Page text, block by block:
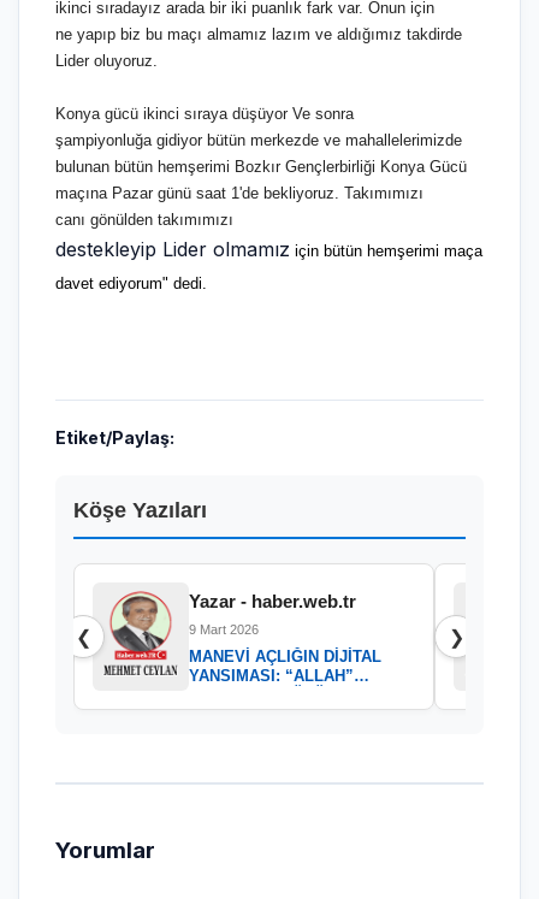
ikinci sıradayız arada bir iki puanlık fark var. Onun için
ne yapıp biz bu maçı almamız lazım ve aldığımız takdirde
Lider oluyoruz.
Konya gücü ikinci sıraya düşüyor Ve sonra
şampiyonluğa gidiyor bütün merkezde ve mahallelerimizde
bulunan bütün hemşerimi Bozkır Gençlerbirliği Konya Gücü
maçına Pazar günü saat 1'de bekliyoruz. Takımımızı
canı gönülden takımımızı
destekleyip Lider olmamız için bütün hemşerimi maça
davet ediyorum" dedi.
Etiket/Paylaş:
Köşe Yazıları
❮
Yazar - haber.web.tr
9 Mart 2026
MANEVİ AÇLIĞIN DİJİTAL
YANSIMASI: “ALLAH”
❯
Yorumlar